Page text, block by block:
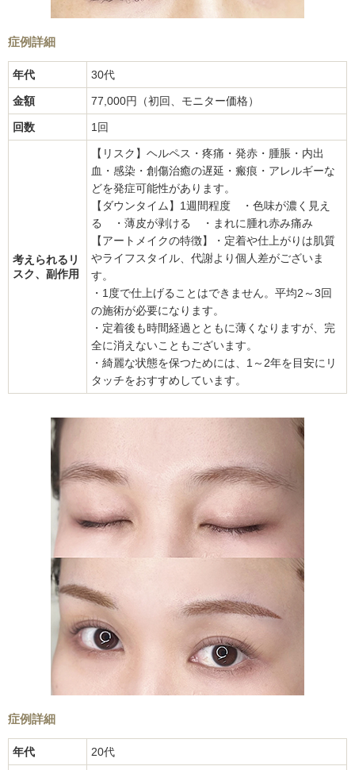
症例詳細
年代 30代
金額 77,000円（初回、モニター価格）
回数 1回
考えられるリ
スク、副作用
【リスク】ヘルペス・疼痛・発赤・腫脹・内出
血・感染・創傷治癒の遅延・瘢痕・アレルギーな
どを発症可能性があります。
【ダウンタイム】1週間程度 ・色味が濃く見え
る ・薄皮が剥ける ・まれに腫れ赤み痛み
【アートメイクの特徴】・定着や仕上がりは肌質
やライフスタイル、代謝より個人差がございま
す。
・1度で仕上げることはできません。平均2～3回
の施術が必要になります。
・定着後も時間経過とともに薄くなりますが、完
全に消えないこともございます。
・綺麗な状態を保つためには、1～2年を目安にリ
タッチをおすすめしています。
症例詳細
年代 20代